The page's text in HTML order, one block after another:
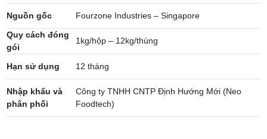
Nguồn gốc
Fourzone Industries – Singapore
Quy cách đóng
gói
1kg/hộp – 12kg/thùng
Hạn sử dụng 12 tháng
Nhập khẩu và
phân phối
Công ty TNHH CNTP Định Hướng Mới (Neo
Foodtech)